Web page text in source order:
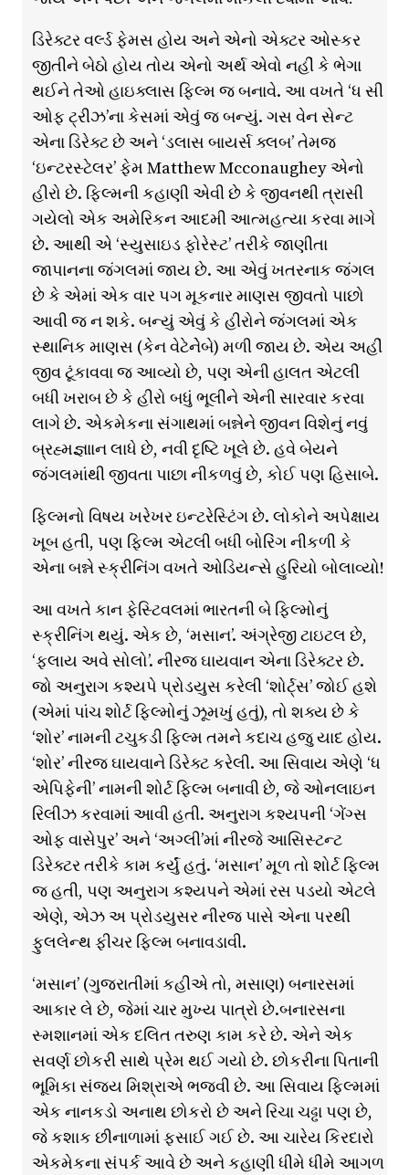
ડિરેક્ટર વર્લ્ડ ફેમસ હોય અને એનો એક્ટર ઓસ્કર
જીતીને બેઠો હોય તોય એનો અર્થ એવો નહીં કે ભેગા
થઈને તેઓ હાઇક્લાસ ફિલ્મ જ બનાવે. આ વખતે ‘ધ સી
ઓફ ટ્રીઝ’ના કેસમાં એવું જ બન્યું. ગસ વેન સેન્ટ
એના ડિરેક્ટ છે અને ‘ડલાસ બાયર્સ ક્લબ’ તેમજ
‘ઇન્ટરસ્ટેલર’ ફેમ Matthew Mcconaughey એનો
હીરો છે. ફિલ્મની કહાણી એવી છે કે જીવનથી ત્રાસી
ગયેલો એક અમેરિકન આદમી આત્મહત્યા કરવા માગે
છે. આથી એ ‘સ્યુસાઇડ ફોરેસ્ટ’ તરીકે જાણીતા
જાપાનના જંગલમાં જાય છે. આ એવું ખતરનાક જંગલ
છે કે એમાં એક વાર પગ મૂકનાર માણસ જીવતો પાછો
આવી જ ન શકે. બન્યું એવું કે હીરોને જંગલમાં એક
સ્થાનિક માણસ (કેન વેટેનેેબે) મળી જાય છે. એય અહીં
જીવ ટૂંકાવવા જ આવ્યો છે, પણ એની હાલત એટલી
બધી ખરાબ છે કે હીરો બધું ભૂલીને એની સારવાર કરવા
લાગે છે. એકમેકના સંગાથમાં બન્નેને જીવન વિશેનું નવું
બ્રહ્મજ્ઞાાન લાધે છે, નવી દૃષ્ટિ ખૂલે છે. હવે બેયને
જંગલમાંથી જીવતા પાછા નીકળવું છે, કોઈ પણ હિસાબે.
ફિલ્મનો વિષય ખરેખર ઇન્ટરેસ્ટિંગ છે. લોકોને અપેક્ષાય
ખૂબ હતી, પણ ફિલ્મ એટલી બધી બોરિંગ નીકળી કે
એના બન્ને સ્ક્રીનિંગ વખતે ઓડિયન્સે હુરિયો બોલાવ્યો!
આ વખતે કાન ફેસ્ટિવલમાં ભારતની બે ફિલ્મોનું
સ્ક્રીનિંગ થયું. એક છે, ‘મસાન’. અંગ્રેજી ટાઇટલ છે,
‘ફ્લાય અવે સોલો’. નીરજ ઘાયવાન એના ડિરેક્ટર છે.
જો અનુરાગ કશ્યપે પ્રોડયુસ કરેલી ‘શોર્ટ્સ’ જોઈ હશે
(એમાં પાંચ શોર્ટ ફિલ્મોનું ઝૂમખું હતું), તો શક્ય છે કે
‘શોર’ નામની ટચુકડી ફિલ્મ તમને કદાચ હજુ યાદ હોય.
‘શોર’ નીરજ ઘાયવાને ડિરેક્ટ કરેલી. આ સિવાય એણે ‘ધ
એપિફેની’ નામની શોર્ટ ફિલ્મ બનાવી છે, જે ઓનલાઇન
રિલીઝ કરવામાં આવી હતી. અનુરાગ કશ્યપની ‘ગેંગ્સ
ઓફ વાસેપુર’ અને ‘અગ્લી’માં નીરજે આસિસ્ટન્ટ
ડિરેક્ટર તરીકે કામ કર્યું હતું. ‘મસાન’ મૂળ તો શોર્ટ ફિલ્મ
જ હતી, પણ અનુરાગ કશ્યપને એમાં રસ પડયો એટલે
એણે, એઝ અ પ્રોડયુસર નીરજ પાસે એના પરથી
ફુલલેન્થ ફીચર ફિલ્મ બનાવડાવી.
‘મસાન’ (ગુજરાતીમાં કહીએ તો, મસાણ) બનારસમાં
આકાર લે છે, જેમાં ચાર મુખ્ય પાત્રો છે.બનારસના
સ્મશાનમાં એક દલિત તરુણ કામ કરે છે. એને એક
સવર્ણ છોકરી સાથે પ્રેમ થઈ ગયો છે. છોકરીના પિતાની
ભૂમિકા સંજય મિશ્રાએ ભજવી છે. આ સિવાય ફિલ્મમાં
એક નાનકડો અનાથ છોકરો છે અને રિચા ચઢ્ઢા પણ છે,
જે કશાક છીનાળામાં ફસાઈ ગઈ છે. આ ચારેય કિરદારો
એકમેકના સંપર્ક આવે છે અને કહાણી ધીમે ધીમે આગળ